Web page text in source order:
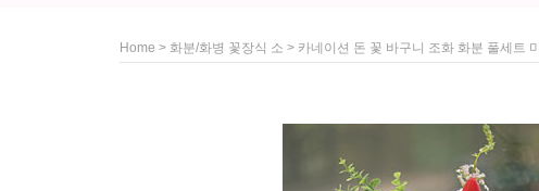
Home > 화분/화병 꽃장식 소 > 카네이션 돈 꽃 바구니 조화 화분 풀세트